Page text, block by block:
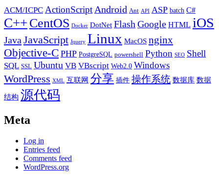
开
方
式
ACM/ICPC ActionScript Android Ant API ASP batch C#
C++ CentOS Docker DotNet Flash Google HTML iOS
Java JavaScript Jquery Linux MacOS nginx
Objective-C PHP PostgreSQL powershell Python SEO Shell
SQL SSL Ubuntu VB VBscript Web2.0 Windows
WordPress XML 互联网 分享 插件 操作系统 数据库 数据
结构 源代码
Meta
Log in
Entries feed
Comments feed
WordPress.org